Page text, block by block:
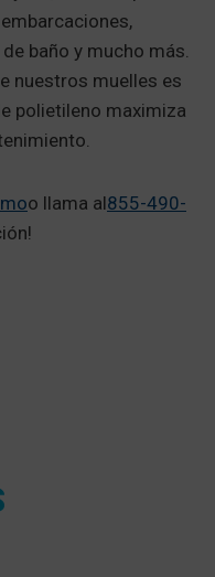
baño y mucho más.
nuestros muelles es
polietileno maximiza
o llama al855-490-